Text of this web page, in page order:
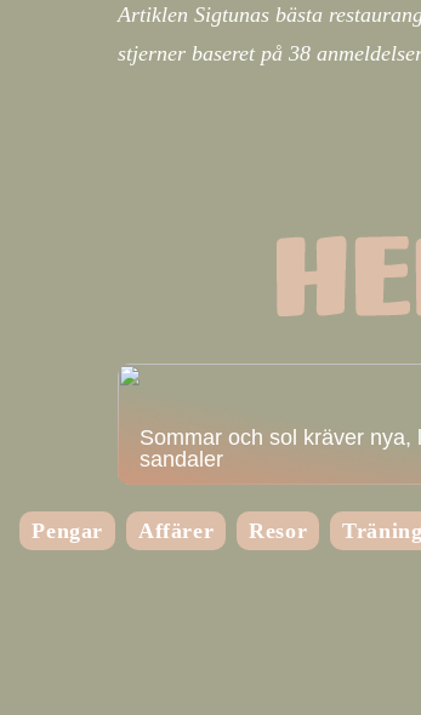
Artiklen Sigtunas bästa
stjerner baseret på 38
Sommar och sol kräver nya,
sandaler
Pengar Affärer Resor Träning